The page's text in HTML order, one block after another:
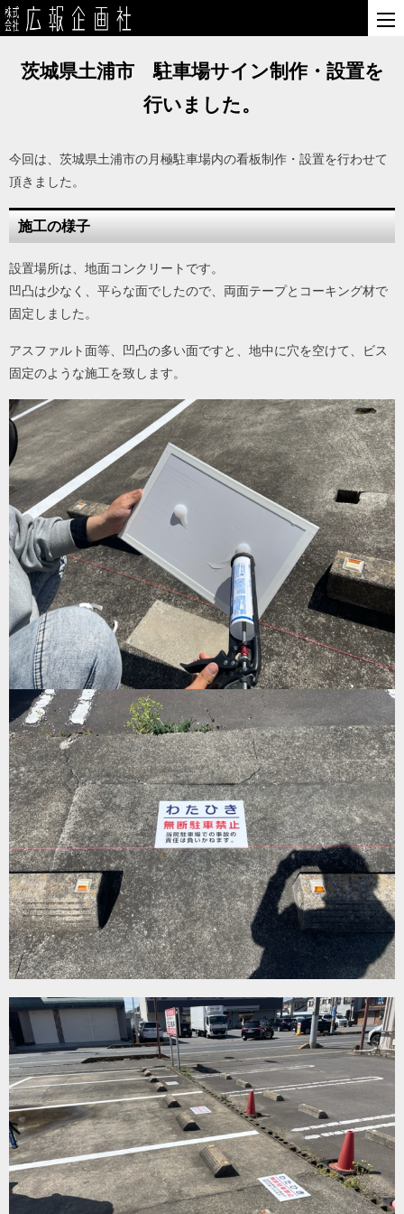
茨城県土浦市 駐車場サイン制作・設置を
行いました。
今回は、茨城県土浦市の月極駐車場内の看板制作・設置を行わせて
頂きました。
施工の様子
設置場所は、地面コンクリートです。
凹凸は少なく、平らな面でしたので、両面テープとコーキング材で
固定しました。
アスファルト面等、凹凸の多い面ですと、地中に穴を空けて、ビス
固定のような施工を致します。